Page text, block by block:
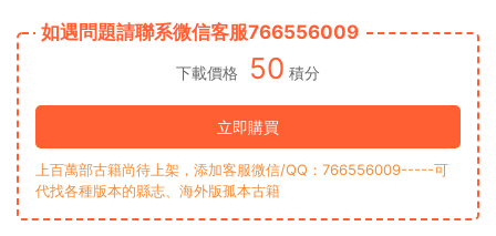
如遇問題請聯系微信客服766556009
下載價格 50 積分
立即購買
上百萬部古籍尚待上架，添加客服微信/QQ：766556009-----可
代找各種版本的縣志、海外版孤本古籍